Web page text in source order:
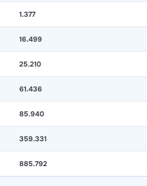
1.377
16.499
25.210
61.436
85.940
359.331
885.792